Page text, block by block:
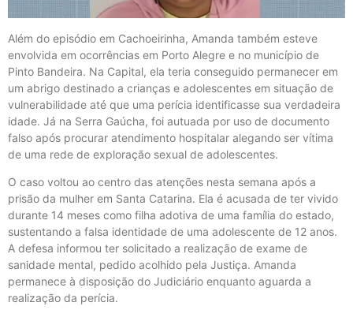
Além do episódio em Cachoeirinha, Amanda também esteve
envolvida em ocorrências em Porto Alegre e no município de
Pinto Bandeira. Na Capital, ela teria conseguido permanecer em
um abrigo destinado a crianças e adolescentes em situação de
vulnerabilidade até que uma perícia identificasse sua verdadeira
idade. Já na Serra Gaúcha, foi autuada por uso de documento
falso após procurar atendimento hospitalar alegando ser vítima
de uma rede de exploração sexual de adolescentes.
O caso voltou ao centro das atenções nesta semana após a
prisão da mulher em Santa Catarina. Ela é acusada de ter vivido
durante 14 meses como filha adotiva de uma família do estado,
sustentando a falsa identidade de uma adolescente de 12 anos.
A defesa informou ter solicitado a realização de exame de
sanidade mental, pedido acolhido pela Justiça. Amanda
permanece à disposição do Judiciário enquanto aguarda a
realização da perícia.